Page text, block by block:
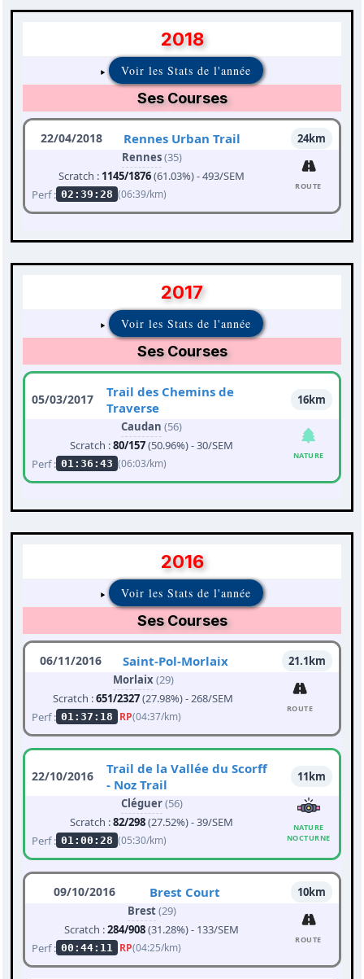
2018
Voir les Stats de l'année
Ses Courses
22/04/2018 Rennes Urban Trail
24km
Rennes(35)
Scratch : 1145/1876(61.03%) - 493/SEM
Perf : 02:39:28 (06:39/km)
ROUTE
2017
Voir les Stats de l'année
Ses Courses
05/03/2017
Trail des Chemins de
Traverse
16km
Caudan (56)
Scratch :80/157(50.96%) - 30/SEM
Perf : 01:36:43 (06:03/km)
NATURE
2016
Voir les Stats de l'année
Ses Courses
06/11/2016 Saint-Pol-Morlaix
21.1km
Morlaix(29)
Scratch :651/2327(27.98%) - 268/SEM
Perf : 01:37:18 RP(04:37/km)
ROUTE
22/10/2016
Trail de la Vallée du Scorff
- Noz Trail
11km
Cléguer(56)
Scratch :82/298(27.52%) - 39/SEM
Perf : 01:00:28 (05:30/km)
NATURE
NOCTURNE
09/10/2016 Brest Court
10km
Brest(29)
Scratch :284/908(31.28%) - 133/SEM
Perf : 00:44:11 RP(04:25/km)
ROUTE